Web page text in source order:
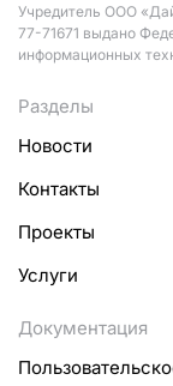
Учредитель ООО
77-71671 выдано
информационных
Разделы
Новости
Контакты
Проекты
Услуги
Документация